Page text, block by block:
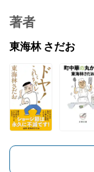
著者
東海林 さだお